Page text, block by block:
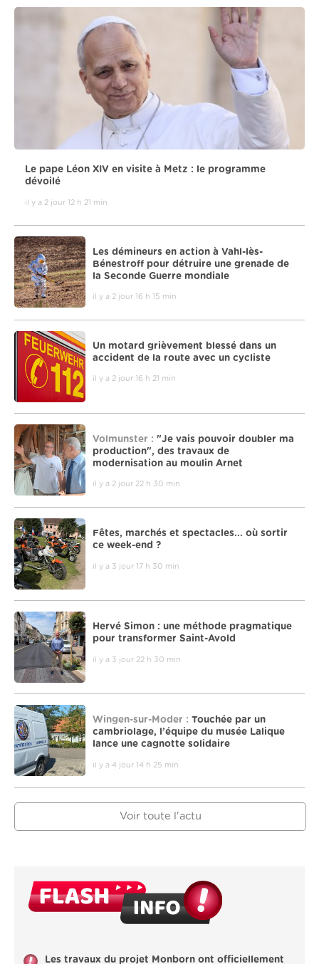
Le pape Léon XIV en visite à Metz : le programme
dévoilé
il y a 2 jour 12 h 21 min
Les démineurs en action à Vahl-lès-
Bénestroff pour détruire une grenade de
la Seconde Guerre mondiale
il y a 2 jour 16 h 15 min
Un motard grièvement blessé dans un
accident de la route avec un cycliste
il y a 2 jour 16 h 21 min
Volmunster : "Je vais pouvoir doubler ma
production", des travaux de
modernisation au moulin Arnet
il y a 2 jour 22 h 30 min
Fêtes, marchés et spectacles... où sortir
ce week-end ?
il y a 3 jour 17 h 30 min
Hervé Simon : une méthode pragmatique
pour transformer Saint-Avold
il y a 3 jour 22 h 30 min
Wingen-sur-Moder : Touchée par un
cambriolage, l’équipe du musée Lalique
lance une cagnotte solidaire
il y a 4 jour 14 h 25 min
Voir toute l'actu
Les travaux du projet Monborn ont officiellement